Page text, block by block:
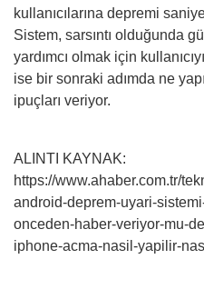
kullanıcılarına depremi
Sistem, sarsıntı olduğunda
yardımcı olmak için
ise bir sonraki adımda ne
ipuçları veriyor.
ALINTI KAYNAK:
https://www.ahaber.com.tr/
android-deprem-uyari-
onceden-haber-veriyor-mu-
iphone-acma-nasil-yapilir-